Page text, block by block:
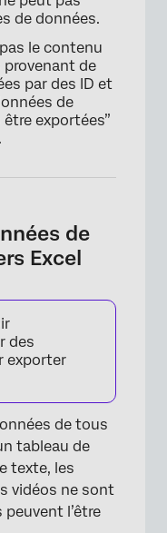
de données.
le contenu
provenant de
par des ID et
de
exportées”
de
Excel
des
exporter
de tous
tableau de
texte, les
vidéos ne sont
peuvent l’être